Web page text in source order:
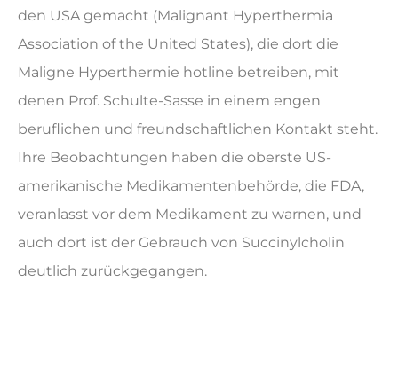
den USA gemacht (Malignant Hyperthermia
Association of the United States), die dort die
Maligne Hyperthermie hotline betreiben, mit
denen Prof. Schulte-Sasse in einem engen
beruflichen und freundschaftlichen Kontakt steht.
Ihre Beobachtungen haben die oberste US-
amerikanische Medikamentenbehörde, die FDA,
veranlasst vor dem Medikament zu warnen, und
auch dort ist der Gebrauch von Succinylcholin
deutlich zurückgegangen.